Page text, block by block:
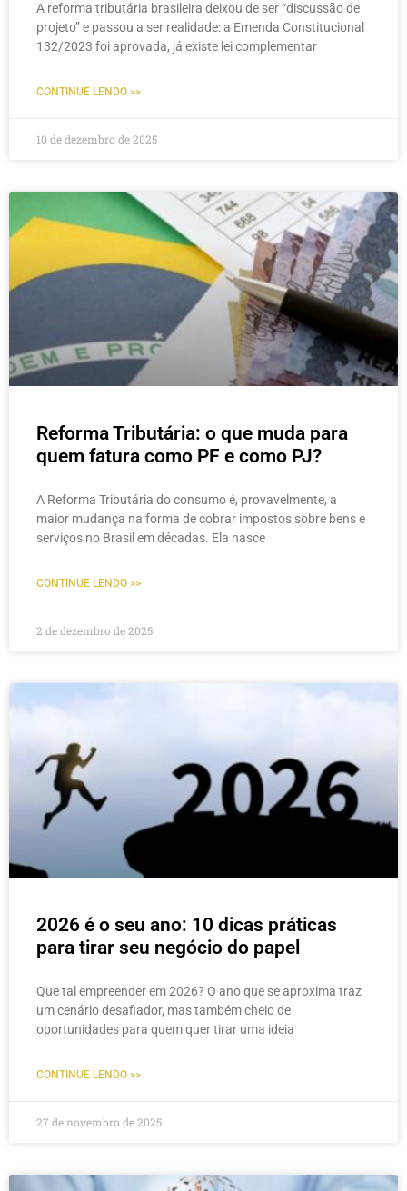
A reforma tributária brasileira deixou de ser “discussão de
projeto” e passou a ser realidade: a Emenda Constitucional
132/2023 foi aprovada, já existe lei complementar
CONTINUE LENDO >>
10 de dezembro de 2025
Reforma Tributária: o que muda para
quem fatura como PF e como PJ?
A Reforma Tributária do consumo é, provavelmente, a
maior mudança na forma de cobrar impostos sobre bens e
serviços no Brasil em décadas. Ela nasce
CONTINUE LENDO >>
2 de dezembro de 2025
2026 é o seu ano: 10 dicas práticas
para tirar seu negócio do papel
Que tal empreender em 2026? O ano que se aproxima traz
um cenário desafiador, mas também cheio de
oportunidades para quem quer tirar uma ideia
CONTINUE LENDO >>
27 de novembro de 2025